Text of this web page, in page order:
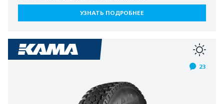
УЗНАТЬ ПОДРОБНЕЕ
23